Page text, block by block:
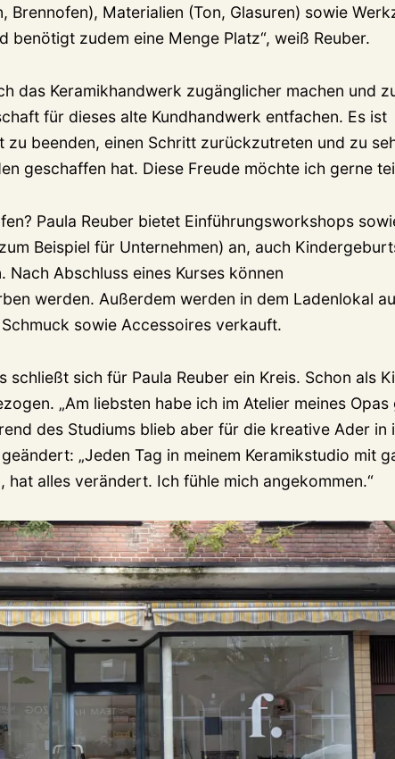
Brennofen), Materialien (Ton, Glasuren) sowie
benötigt zudem eine Menge Platz“, weiß Reuber.
das Keramikhandwerk zugänglicher machen und
für dieses alte Kundhandwerk entfachen. Es ist
zu beenden, einen Schritt zurückzutreten und zu
geschaffen hat. Diese Freude möchte ich gerne
Paula Reuber bietet Einführungsworkshops
Beispiel für Unternehmen) an, auch
Abschluss eines Kurses können
werden. Außerdem werden in dem Ladenlokal
sowie Accessoires verkauft.
sich für Paula Reuber ein Kreis. Schon als
„Am liebsten habe ich im Atelier meines Opas
des Studiums blieb aber für die kreative Ader in
„Jeden Tag in meinem Keramikstudio mit
hat alles verändert. Ich fühle mich angekommen.“